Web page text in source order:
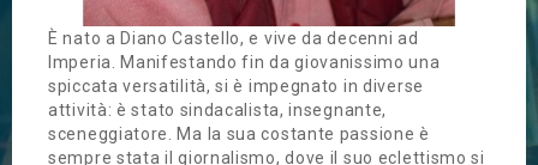
È nato a Diano Castello, e vive da decenni ad
Imperia. Manifestando fin da giovanissimo una
spiccata versatilità, si è impegnato in diverse
attività: è stato sindacalista, insegnante,
sceneggiatore. Ma la sua costante passione è
sempre stata il giornalismo, dove il suo eclettismo si